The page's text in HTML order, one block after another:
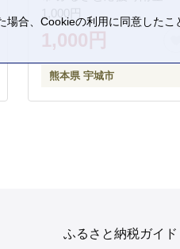
1,000円
1,000円
熊本県 宇城市
ふるさと納税ガイド
合、Cookieの利用に同意したこ